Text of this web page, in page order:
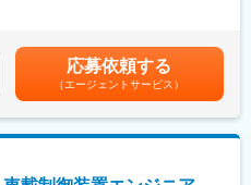
イフルスコープの完成品製造を続け
す。現在取引社数30社以上！創業
す。
程度
目安の金額であり、選考を通じて上
給(月額)は固定手当を含めた表記で
応募依頼する
（エージェントサービス）